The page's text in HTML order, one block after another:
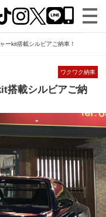
ーkit搭載シルビアご納車！
ワクワク納車
搭載シルビアご納